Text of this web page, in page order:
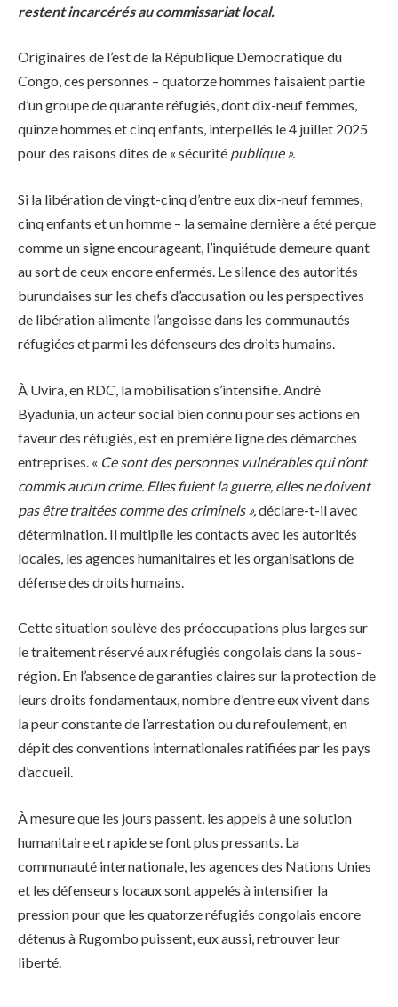
restent incarcérés au commissariat local.
Originaires de l’est de la République Démocratique du
Congo, ces personnes – quatorze hommes faisaient partie
d’un groupe de quarante réfugiés, dont dix-neuf femmes,
quinze hommes et cinq enfants, interpellés le 4 juillet 2025
pour des raisons dites de « sécurité publique ».
Si la libération de vingt-cinq d’entre eux dix-neuf femmes,
cinq enfants et un homme – la semaine dernière a été perçue
comme un signe encourageant, l’inquiétude demeure quant
au sort de ceux encore enfermés. Le silence des autorités
burundaises sur les chefs d’accusation ou les perspectives
de libération alimente l’angoisse dans les communautés
réfugiées et parmi les défenseurs des droits humains.
À Uvira, en RDC, la mobilisation s’intensifie. André
Byadunia, un acteur social bien connu pour ses actions en
faveur des réfugiés, est en première ligne des démarches
entreprises. « Ce sont des personnes vulnérables qui n’ont
commis aucun crime. Elles fuient la guerre, elles ne doivent
pas être traitées comme des criminels », déclare-t-il avec
détermination. Il multiplie les contacts avec les autorités
locales, les agences humanitaires et les organisations de
défense des droits humains.
Cette situation soulève des préoccupations plus larges sur
le traitement réservé aux réfugiés congolais dans la sous-
région. En l’absence de garanties claires sur la protection de
leurs droits fondamentaux, nombre d’entre eux vivent dans
la peur constante de l’arrestation ou du refoulement, en
dépit des conventions internationales ratifiées par les pays
d’accueil.
À mesure que les jours passent, les appels à une solution
humanitaire et rapide se font plus pressants. La
communauté internationale, les agences des Nations Unies
et les défenseurs locaux sont appelés à intensifier la
pression pour que les quatorze réfugiés congolais encore
détenus à Rugombo puissent, eux aussi, retrouver leur
liberté.